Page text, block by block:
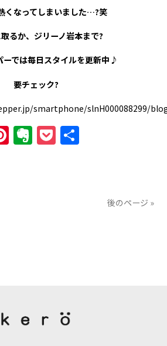
くなってしまいました…?笑
るか、ジリーノ岩本まで?
ーでは毎日スタイルを更新中♪
要チェック?
smartphone/slnH000088299/
Pinterest
Evernote
Pocket
後のページ »